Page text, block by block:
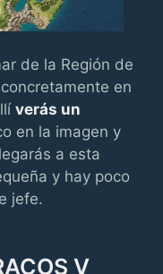
de la Región de
en
verás un
en la imagen y
a esta
y hay poco
jefe.
V